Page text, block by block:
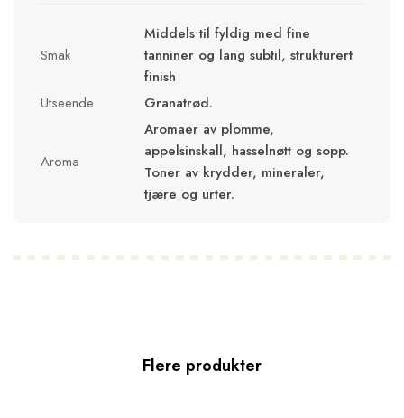
Smak
Middels til fyldig med fine
tanniner og lang subtil, strukturert
finish
Utseende
Granatrød.
Aroma
Aromaer av plomme,
appelsinskall, hasselnøtt og sopp.
Toner av krydder, mineraler,
tjære og urter.
Flere produkter